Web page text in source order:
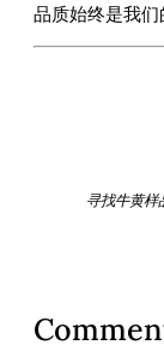
品质始终是我们
寻找牛黄样